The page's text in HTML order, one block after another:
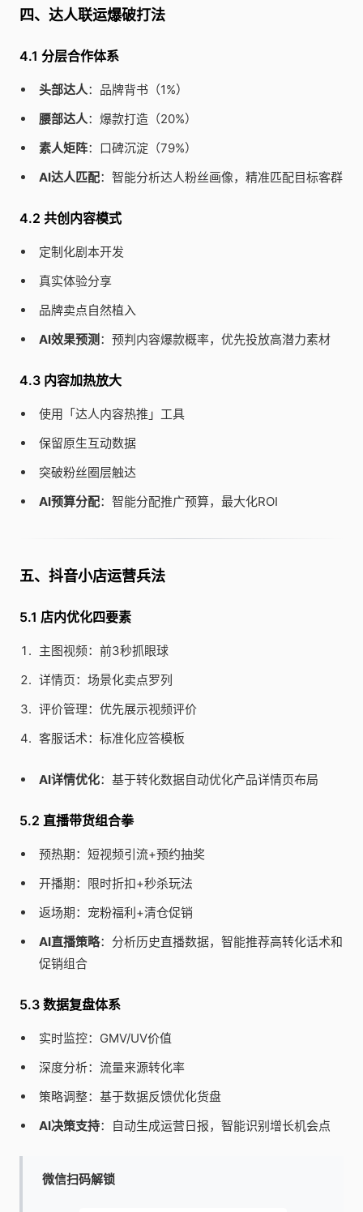
四、达人联运爆破打法
4.1 分层合作体系
头部达人：品牌背书（1%）
腰部达人：爆款打造（20%）
素人矩阵：口碑沉淀（79%）
AI达人匹配：智能分析达人粉丝画像，精准匹配目标客群
4.2 共创内容模式
定制化剧本开发
真实体验分享
品牌卖点自然植入
AI效果预测 ：预判内容爆款概率，优先投放高潜力素材
4.3 内容加热放大
使用「达人内容热推」工具
保留原生互动数据
突破粉丝圈层触达
AI预算分配：智能分配推广预算，最大化ROI
五、抖音小店运营兵法
5.1 店内优化四要素
主图视频：前3秒抓眼球
详情页：场景化卖点罗列
评价管理：优先展示视频评价
客服话术：标准化应答模板
AI详情优化：基于转化数据自动优化产品详情页布局
5.2 直播带货组合拳
预热期：短视频引流+预约抽奖
开播期：限时折扣+秒杀玩法
返场期：宠粉福利+清仓促销
AI直播策略：分析历史直播数据，智能推荐高转化话术和
促销组合
5.3 数据复盘体系
实时监控：GMV/UV价值
深度分析：流量来源转化率
策略调整：基于数据反馈优化货盘
AI决策支持：自动生成运营日报，智能识别增长机会点
微信扫码解锁